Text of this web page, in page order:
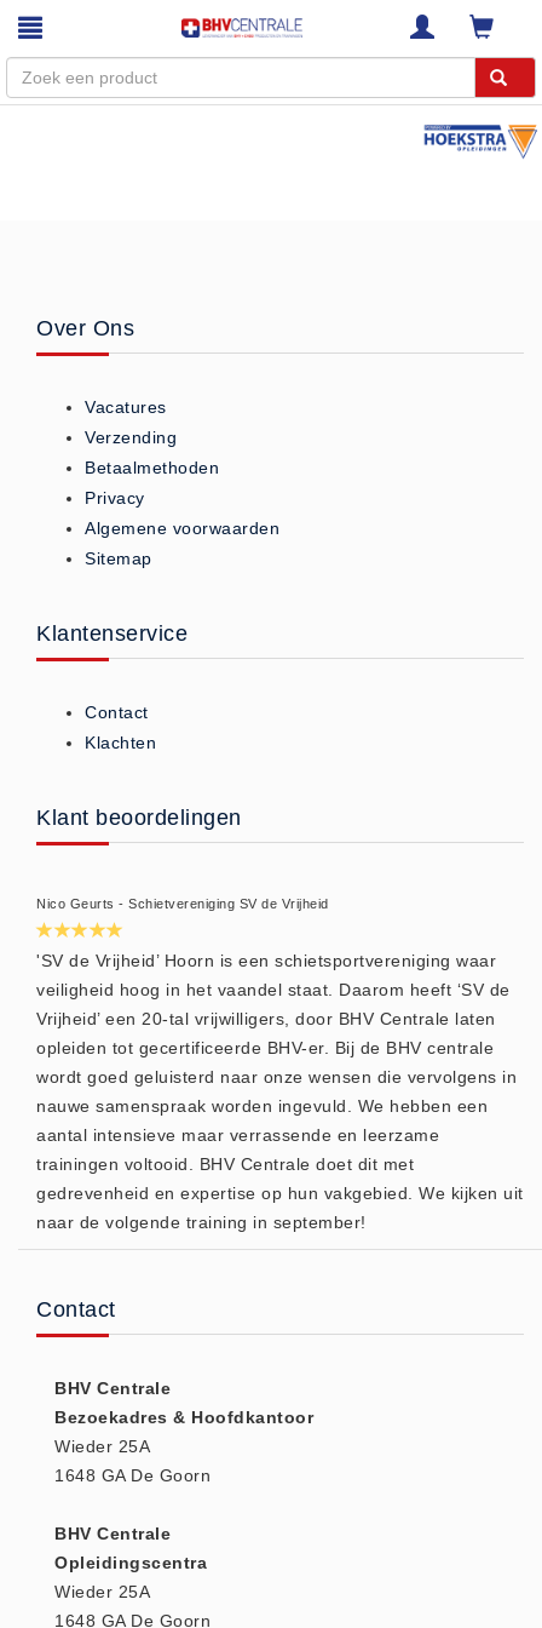
Diensten
RI&E
Bedrijfsnoodplannen
VCA Trajecten
ISO 9001 Begeleiding
Inspectiecentrale
Ons Team
Nieuws
Contact
Klachten
Privacy
Retourneren
Algemene Voorwaarden
Vacatures
Winkel
(20)
AED apparaten (11)
Actie (5)
AED
AED elektroden (18)
Beademings materialen (6)
BHV Kasten
BHV Kleding
Over Ons
Vacatures
Verzending
Betaalmethoden
Privacy
Algemene voorwaarden
Sitemap
Klantenservice
Contact
Klachten
Klant beoordelingen
Nico Geurts - Schietvereniging SV de Vrijheid
'SV de Vrijheid’ Hoorn is een schietsportvereniging waar
veiligheid hoog in het vaandel staat. Daarom heeft ‘SV de
Vrijheid’ een 20-tal vrijwilligers, door BHV Centrale laten
opleiden tot gecertificeerde BHV-er. Bij de BHV centrale
wordt goed geluisterd naar onze wensen die vervolgens in
nauwe samenspraak worden ingevuld. We hebben een
aantal intensieve maar verrassende en leerzame
trainingen voltooid. BHV Centrale doet dit met
gedrevenheid en expertise op hun vakgebied. We kijken uit
naar de volgende training in september!
Contact
BHV Centrale
Bezoekadres & Hoofdkantoor
Wieder 25A
1648 GA De Goorn
BHV Centrale
Opleidingscentra
Wieder 25A
1648 GA De Goorn